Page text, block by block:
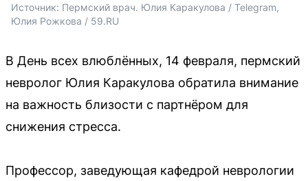
Источник: Пермский врач. Юлия Каракулова / Telegram,
Юлия Рожкова / 59.RU
В День всех влюблённых, 14 февраля, пермский
невролог Юлия Каракулова обратила внимание
на важность близости с партнёром для
снижения стресса.
Профессор, заведующая кафедрой неврологии